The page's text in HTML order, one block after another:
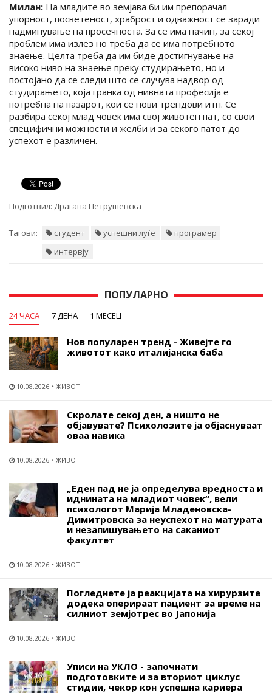
Милан: На младите во земјава би им препорачал
упорност, посветеност, храброст и одважност се заради
надминување на просечноста. За се има начин, за секој
проблем има излез но треба да се има потребното
знаење. Целта треба да им биде достигнување на
високо ниво на знаење преку студирањето, но и
постојано да се следи што се случува надвор од
студирањето, која гранка од нивната професија е
потребна на пазарот, кои се нови трендови итн. Се
разбира секој млад човек има свој животен пат, со свои
специфични можности и желби и за секого патот до
успехот е различен.
Подготвил: Драгана Петрушевска
Тагови: студент успешни луѓе
програмер
интервју
ПОПУЛАРНО
24 ЧАСА 7 ДЕНА 1 МЕСЕЦ
Нов популарен тренд - Живејте го
животот како италијанска баба
10.08.2026 ЖИВОТ
Скролате секој ден, а ништо не
објавувате? Психолозите ја објаснуваат
оваа навика
10.08.2026 ЖИВОТ
„Еден пад не ја определува вредноста и
иднината на младиот човек“, вели
психологот Марија Младеновска-
Димитровска за неуспехот на матурата
и незапишувањето на саканиот
факултет
10.08.2026 ЖИВОТ
Погледнете ја реакцијата на хирурзите
додека оперираат пациент за време на
силниот земјотрес во Јапонија
10.08.2026 ЖИВОТ
Уписи на УКЛО - започнати
подготовките и за вториот циклус
стидии, чекор кон успешна кариера